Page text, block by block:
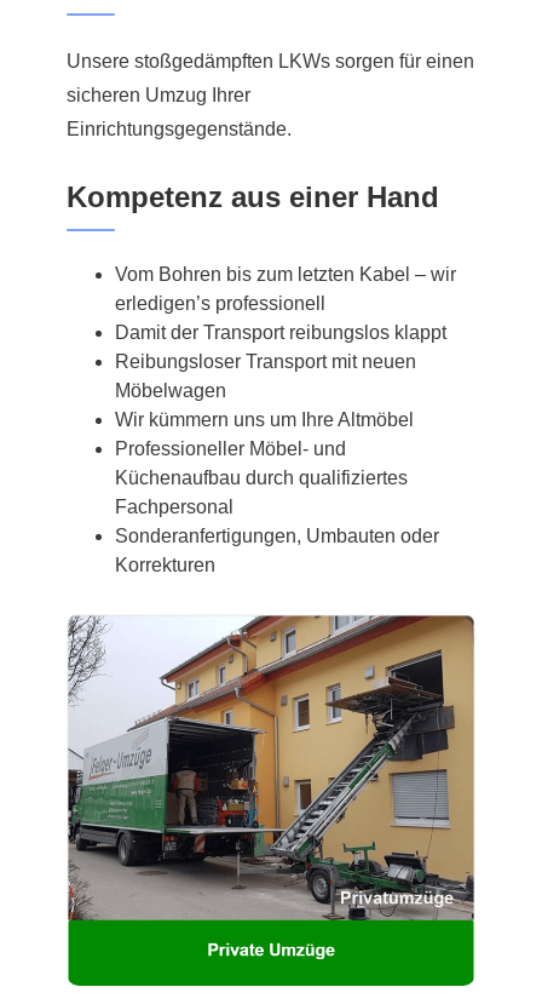
Unsere stoßgedämpften LKWs sorgen für einen
sicheren Umzug Ihrer
Einrichtungsgegenstände.
Kompetenz aus einer Hand
Vom Bohren bis zum letzten Kabel – wir
erledigen’s professionell
Damit der Transport reibungslos klappt
Reibungsloser Transport mit neuen
Möbelwagen
Wir kümmern uns um Ihre Altmöbel
Professioneller Möbel- und
Küchenaufbau durch qualifiziertes
Fachpersonal
Sonderanfertigungen, Umbauten oder
Korrekturen